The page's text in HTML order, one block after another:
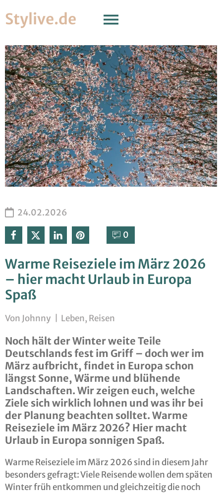
Stylive.de
24.02.2026
0⁣
Warme Reiseziele im März 2026
– hier macht Urlaub in Europa
Spaß
Von Johnny Leben, Reisen
Noch hält der Winter weite Teile
Deutschlands fest im Griff – doch wer im
März aufbricht, findet in Europa schon
längst Sonne, Wärme und blühende
Landschaften. Wir zeigen euch, welche
Ziele sich wirklich lohnen und was ihr bei
der Planung beachten solltet. Warme
Reiseziele im März 2026? Hier macht
Urlaub in Europa sonnigen Spaß.
Warme Reiseziele im März 2026 sind in diesem Jahr
besonders gefragt: Viele Reisende wollen dem späten
Winter früh entkommen und gleichzeitig die noch